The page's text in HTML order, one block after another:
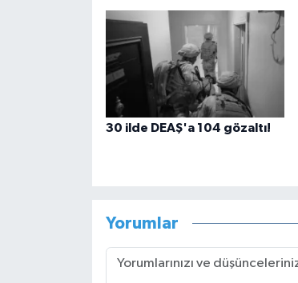
30 ilde DEAŞ'a 104 gözaltı!
Yorumlar